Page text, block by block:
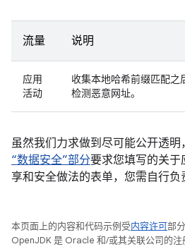
流量 说明
应用
活动
收集本地哈希前缀匹配之
检测恶意网址。
虽然我们力求做到尽可能公开透明
“数据安全”部分要求您填写的关于
享和安全做法的表单，您需自行负
本页面上的内容和代码示例受内容许可部
OpenJDK 是 Oracle 和/或其关联公司的注